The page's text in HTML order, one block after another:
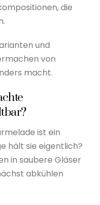
die
und
von
macht.
ist ein
hält sie eigentlich?
in saubere Gläser
abkühlen